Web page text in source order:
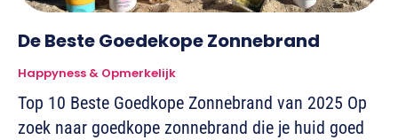
De Beste Goedekope Zonnebrand
Happyness & Opmerkelijk
Top 10 Beste Goedkope Zonnebrand van 2025 Op
zoek naar goedkope zonnebrand die je huid goed